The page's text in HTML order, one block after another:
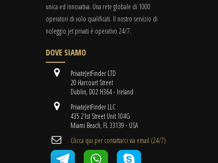
unica ed innovativa. Una rete globale di 1000
operatori di volo qualificati. Il nostro servizio di
noleggio jet privati è operativo 24/7.
DOVE SIAMO
PrivateJetFinder LTD
20 Harcourt Street
Dublin, D02 H364 - Ireland
PrivateJetFinder LLC
435 21st Street Unit 104G
Miami Beach, FL 33139 - USA
Clicca qui per contattarci via email (24/7)